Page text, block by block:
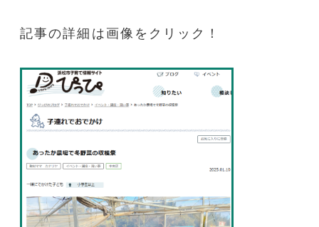
記事の詳細は画像をクリック！